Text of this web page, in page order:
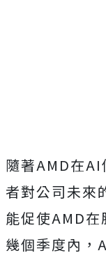
隨著AMD在
者對公司未來
能促使AMD
幾個季度內，